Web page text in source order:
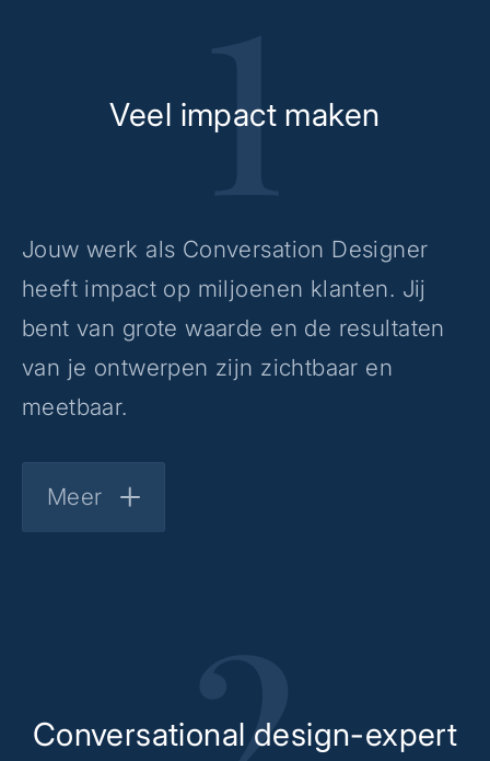
Veel impact maken
Jouw werk als Conversation Designer
heeft impact op miljoenen klanten. Jij
bent van grote waarde en de resultaten
van je ontwerpen zijn zichtbaar en
meetbaar.
Meer
Conversational design-expert